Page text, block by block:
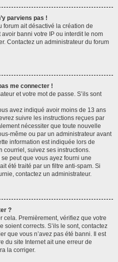
parviens pas !
forum ait désactivé la création de
banni votre IP ou interdit le nom
Contactez un administrateur du forum
me connecter !
et votre mot de passe. S’ils sont
avez indiqué avoir moins de 13 ans
suivre les instructions reçues par
nécessiter que toute nouvelle
même ou par un administrateur avant
information est indiquée lors de
courriel, suivez ses instructions.
peut que vous ayez fourni une
été traité par un filtre anti-spam. Si
contactez un administrateur.
?
cela. Premièrement, vérifiez que votre
soient corrects. S’ils le sont, contactez
que vous n’avez pas été banni. Il est
du site Internet ait une erreur de
la corriger.